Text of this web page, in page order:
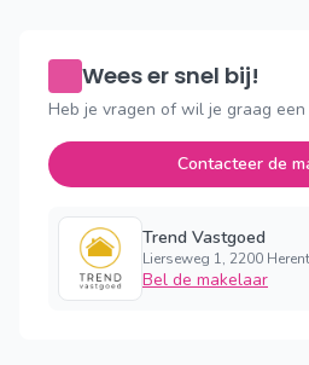
Wees er snel bij!
Heb je vragen of wil je graag
Contacteer de
Trend Vastgoed
Lierseweg 1, 2200
Bel de makelaar